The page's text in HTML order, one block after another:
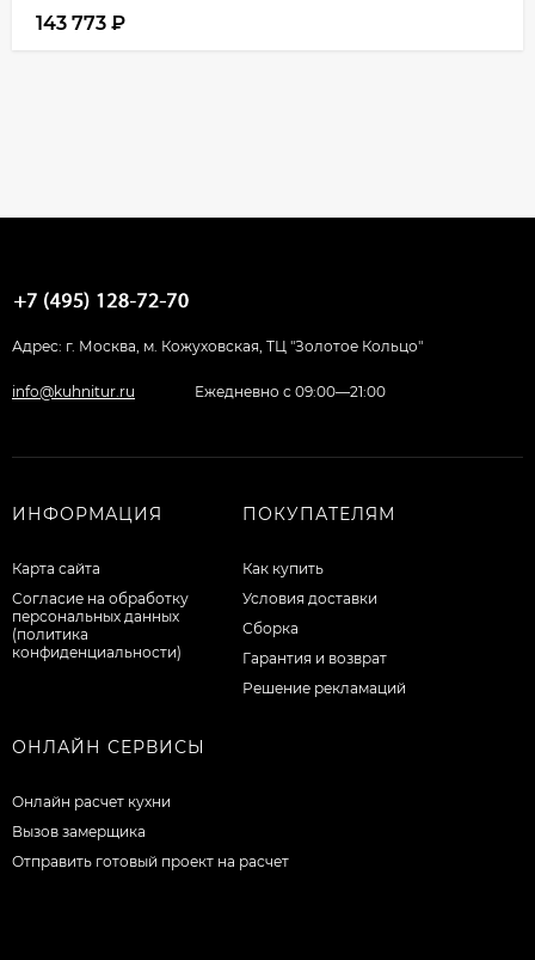
143 773 ₽
Адрес: г. Москва, м. Кожуховская, ТЦ "Золотое Кольцо"
info@kuhnitur.ru Ежедневно с 09:00—21:00
ИНФОРМАЦИЯ
Карта сайта
Согласие на обработку
персональных данных
(политика
конфиденциальности)
ПОКУПАТЕЛЯМ
Как купить
Условия доставки
Сборка
Гарантия и возврат
Решение рекламаций
ОНЛАЙН СЕРВИСЫ
Онлайн расчет кухни
Вызов замерщика
Отправить готовый проект на расчет